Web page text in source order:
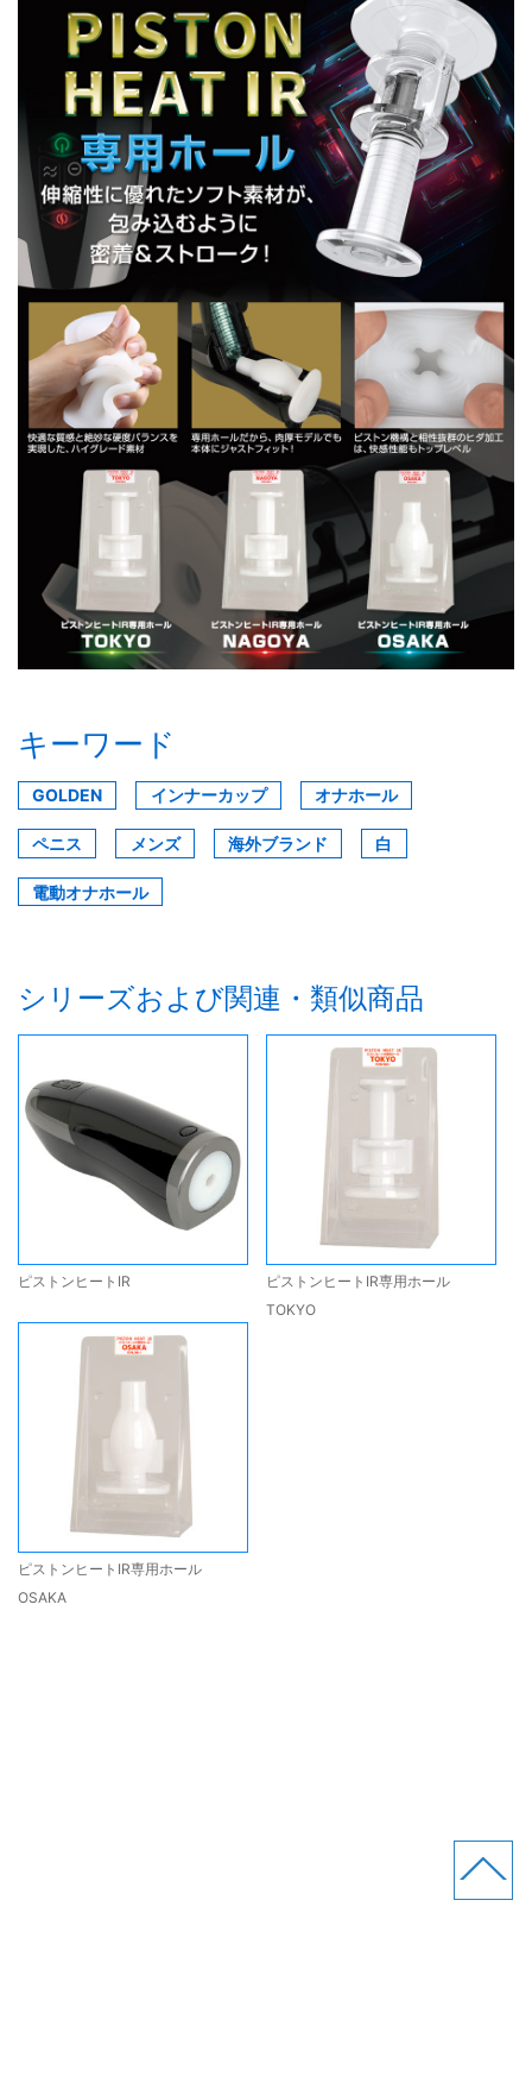
キーワード
GOLDEN インナーカップ オナホール
ペニス メンズ 海外ブランド 白
電動オナホール
シリーズおよび関連・類似商品
ピストンヒートIR
ピストンヒートIR専用ホール
TOKYO
ピストンヒートIR専用ホール
OSAKA